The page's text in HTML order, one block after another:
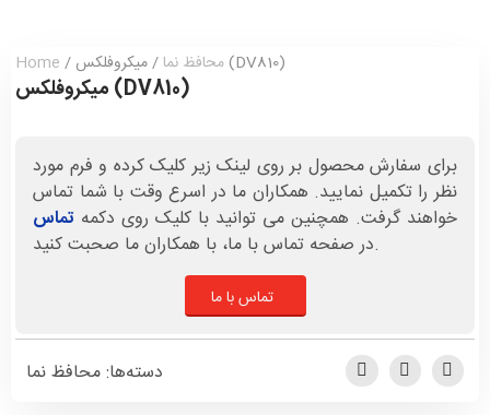
Home / محافظ نما/ میکروفلکس (DV810)
میکروفلکس (DV810)
برای سفارش محصول بر روی لینک زیر کلیک کرده و فرم مورد
نظر را تکمیل نمایید. همکاران ما در اسرع وقت با شما تماس
خواهند گرفت. همچنین می توانید با کلیک روی دکمه تماس
در صفحه تماس با ما، با همکاران ما صحبت کنید.
تماس با ما
دسته‌ها:محافظ نما